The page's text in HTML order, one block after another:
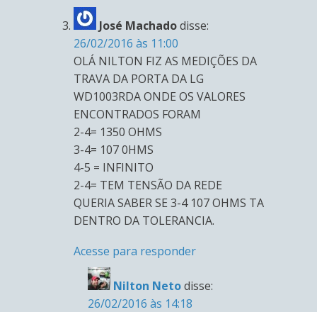
José Machadodisse:
26/02/2016 às 11:00
OLÁ NILTON FIZ AS MEDIÇÕES DA
TRAVA DA PORTA DA LG
WD1003RDA ONDE OS VALORES
ENCONTRADOS FORAM
2-4= 1350 OHMS
3-4= 107 0HMS
4-5 = INFINITO
2-4= TEM TENSÃO DA REDE
QUERIA SABER SE 3-4 107 OHMS TA
DENTRO DA TOLERANCIA.
Acesse para responder
Nilton Netodisse:
26/02/2016 às 14:18